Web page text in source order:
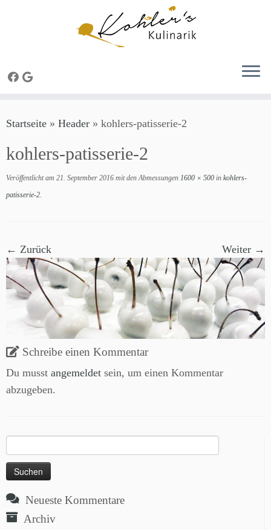
Inhalt
Startseite » Header » kohlers-patisserie-2
kohlers-patisserie-2
Veröffentlicht am 21. September 2016 mit den Abmessungen 1600 × 500 in kohlers-
patisserie-2.
← Zurück Weiter →
Schreibe einen Kommentar
Du musst angemeldet sein, um einen Kommentar
abzugeben.
nach:
Neueste Kommentare
Archiv